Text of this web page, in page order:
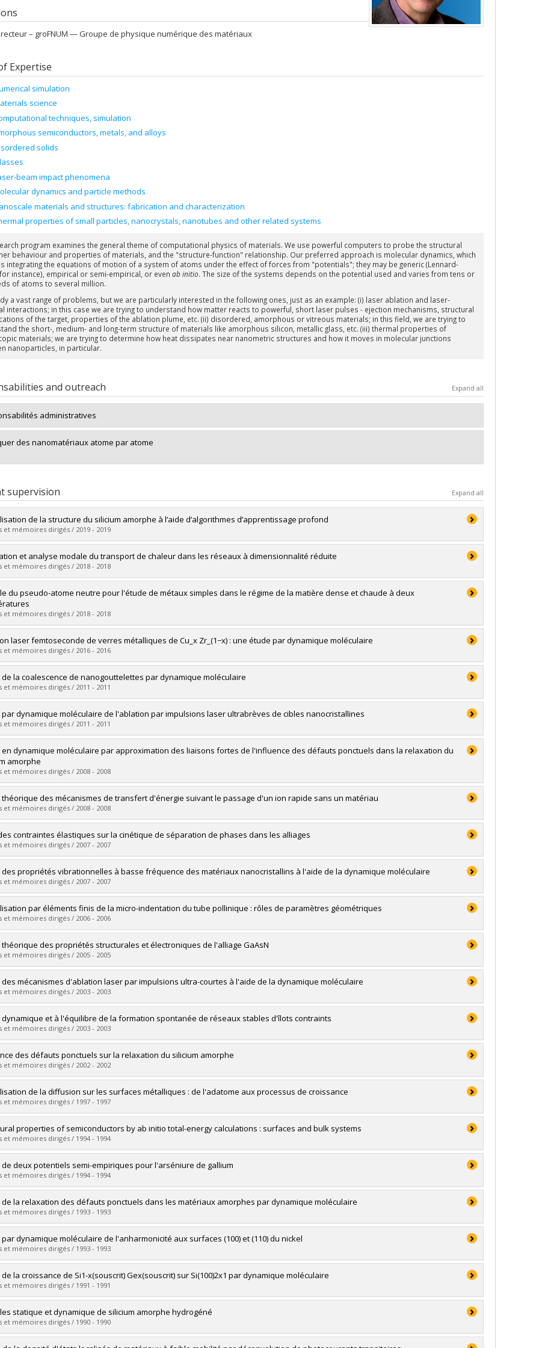
– groFNUM — Groupe de physique numérique des matériaux
Expertise
simulation
science
techniques, simulation
semiconductors, metals, and alloys
solids
beam impact phenomena
dynamics and particle methods
materials and structures: fabrication and characterization
properties of small particles, nanocrystals, nanotubes and other related systems
program examines the general theme of computational physics of materials. We use powerful computers to probe the structural
behaviour and properties of materials, and the "structure-function" relationship. Our preferred approach is molecular dynamics, which
integrating the equations of motion of a system of atoms under the effect of forces from "potentials"; they may be generic (Lennard-
instance), empirical or semi-empirical, or even ab initio. The size of the systems depends on the potential used and varies from tens or
of atoms to several million.
a vast range of problems, but we are particularly interested in the following ones, just as an example: (i) laser ablation and laser-
interactions; in this case we are trying to understand how matter reacts to powerful, short laser pulses - ejection mechanisms, structural
of the target, properties of the ablation plume, etc. (ii) disordered, amorphous or vitreous materials; in this field, we are trying to
the short-, medium- and long-term structure of materials like amorphous silicon, metallic glass, etc. (iii) thermal properties of
materials; we are trying to determine how heat dissipates near nanometric structures and how it moves in molecular junctions
nanoparticles, in particular.
and outreach Expand all
administratives
des nanomatériaux atome par atome
supervision Expand all
de la structure du silicium amorphe à l’aide d’algorithmes d’apprentissage profond
et mémoires dirigés / 2019 - 2019
:Comin, Massimiliano
Master's
:M. Sc.
le document dans Papyrus
et analyse modale du transport de chaleur dans les réseaux à dimensionnalité réduite
et mémoires dirigés / 2018 - 2018
:Gill-Comeau, Maxime
Doctoral
:Ph. D.
le document dans Papyrus
du pseudo-atome neutre pour l'étude de métaux simples dans le régime de la matière dense et chaude à deux
et mémoires dirigés / 2018 - 2018
:Harbour, Louis
Doctoral
:Ph. D.
le document dans Papyrus
laser femtoseconde de verres métalliques de Cu_x Zr_(1−x) : une étude par dynamique moléculaire
et mémoires dirigés / 2016 - 2016
:Marinier, Sébastien
Master's
:M. Sc.
le document dans Papyrus
de la coalescence de nanogouttelettes par dynamique moléculaire
et mémoires dirigés / 2011 - 2011
:Pothier, Jean-Christophe
Master's
:M. Sc.
le document dans Papyrus
par dynamique moléculaire de l'ablation par impulsions laser ultrabrèves de cibles nanocristallines
et mémoires dirigés / 2011 - 2011
:Gill-Comeau, Maxime
Master's
:M. Sc.
le document dans Papyrus
en dynamique moléculaire par approximation des liaisons fortes de l'influence des défauts ponctuels dans la relaxation du
amorphe
et mémoires dirigés / 2008 - 2008
:Urli, Xavier
Master's
:M. Sc.
le document dans Papyrus
théorique des mécanismes de transfert d'énergie suivant le passage d'un ion rapide sans un matériau
et mémoires dirigés / 2008 - 2008
:Baril, Philip
Master's
:M. Sc.
le document dans Papyrus
contraintes élastiques sur la cinétique de séparation de phases dans les alliages
et mémoires dirigés / 2007 - 2007
:Perez, Danny
Doctoral
:Ph. D.
le document dans Papyrus
des propriétés vibrationnelles à basse fréquence des matériaux nanocristallins à l'aide de la dynamique moléculaire
et mémoires dirigés / 2007 - 2007
:Hudon, Catherine
Master's
:M. Sc.
le document dans Papyrus
par éléments finis de la micro-indentation du tube pollinique : rôles de paramètres géométriques
et mémoires dirigés / 2006 - 2006
:Bolduc, Jean-François
Master's
:M. Sc.
le document dans Papyrus
théorique des propriétés structurales et électroniques de l'alliage GaAsN
et mémoires dirigés / 2005 - 2005
:Madini, Nassima
Master's
:M. Sc.
le document dans Papyrus
des mécanismes d'ablation laser par impulsions ultra-courtes à l'aide de la dynamique moléculaire
et mémoires dirigés / 2003 - 2003
:Perez, Danny
Master's
:M. Sc.
le document dans Papyrus
dynamique et à l'équilibre de la formation spontanée de réseaux stables d'îlots contraints
et mémoires dirigés / 2003 - 2003
:Thibault, Pierre
Master's
:M. Sc.
le document dans Papyrus
des défauts ponctuels sur la relaxation du silicium amorphe
et mémoires dirigés / 2002 - 2002
:Dias, Cristiano Luis
Master's
:M. Sc.
le document dans Papyrus
de la diffusion sur les surfaces métalliques : de l'adatome aux processus de croissance
et mémoires dirigés / 1997 - 1997
:Boisvert, Ghyslain
Doctoral
:Ph. D.
le document dans Papyrus
properties of semiconductors by ab initio total-energy calculations : surfaces and bulk systems
et mémoires dirigés / 1994 - 1994
:Jin, Jian-Min
Doctoral
:Ph. D.
le document dans Papyrus
de deux potentiels semi-empiriques pour l'arséniure de gallium
et mémoires dirigés / 1994 - 1994
:Aubin, Éric
Master's
:M. Sc.
le document dans Papyrus
de la relaxation des défauts ponctuels dans les matériaux amorphes par dynamique moléculaire
et mémoires dirigés / 1993 - 1993
:Lutz, Raymond
Master's
:M. Sc.
le document dans Papyrus
par dynamique moléculaire de l'anharmonicité aux surfaces (100) et (110) du nickel
et mémoires dirigés / 1993 - 1993
:Beaudet, Yvon
Master's
:M. Sc.
le document dans Papyrus
de la croissance de Si1-x(souscrit) Gex(souscrit) sur Si(100)2x1 par dynamique moléculaire
et mémoires dirigés / 1991 - 1991
:Ethier, Stéphane
Master's
:M. Sc.
le document dans Papyrus
statique et dynamique de silicium amorphe hydrogéné
et mémoires dirigés / 1990 - 1990